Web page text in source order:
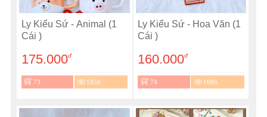
Ly Kiểu Sứ - Animal (1
Cái )
175.000đ
73 1858
Ly Kiểu Sứ - Hoa Văn (1
Cái )
160.000đ
74 1686